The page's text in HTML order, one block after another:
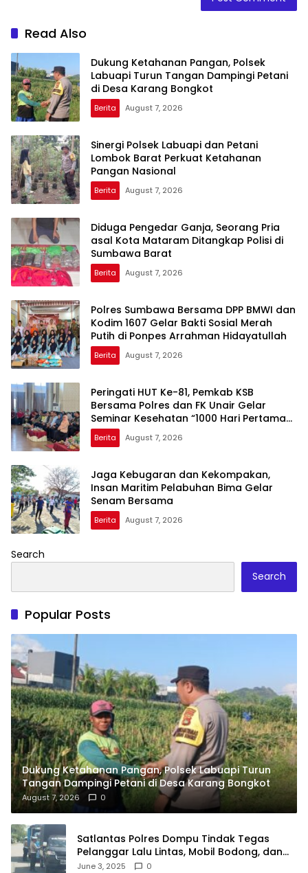
Read Also
Dukung Ketahanan Pangan, Polsek
Labuapi Turun Tangan Dampingi Petani
di Desa Karang Bongkot
Berita August 7, 2026
Sinergi Polsek Labuapi dan Petani
Lombok Barat Perkuat Ketahanan
Pangan Nasional
Berita August 7, 2026
Diduga Pengedar Ganja, Seorang Pria
asal Kota Mataram Ditangkap Polisi di
Sumbawa Barat
Berita August 7, 2026
Polres Sumbawa Bersama DPP BMWI dan
Kodim 1607 Gelar Bakti Sosial Merah
Putih di Ponpes Arrahman Hidayatullah
Berita August 7, 2026
Peringati HUT Ke-81, Pemkab KSB
Bersama Polres dan FK Unair Gelar
Seminar Kesehatan “1000 Hari Pertama
Kehidupan”
Berita August 7, 2026
Jaga Kebugaran dan Kekompakan,
Insan Maritim Pelabuhan Bima Gelar
Senam Bersama
Berita August 7, 2026
Search
Search
Popular Posts
Dukung Ketahanan Pangan, Polsek Labuapi Turun
Tangan Dampingi Petani di Desa Karang Bongkot
August 7, 2026 0
Satlantas Polres Dompu Tindak Tegas
Pelanggar Lalu Lintas, Mobil Bodong, dan
Kendaraan Tak Bayar Pajak
June 3, 2025 0